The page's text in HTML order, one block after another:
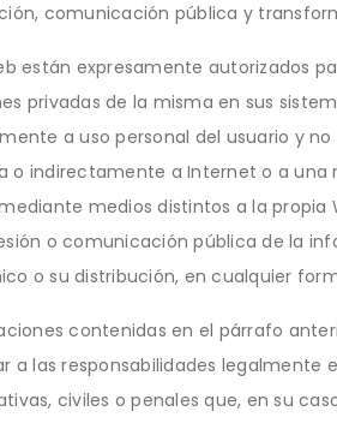
comunicación pública y
están expresamente autorizados
privadas de la misma en sus
a uso personal del usuario y
indirectamente a Internet o a
medios distintos a la propia
o comunicación pública de la
o su distribución, en cualquier
contenidas en el párrafo
las responsabilidades
civiles o penales que, en su